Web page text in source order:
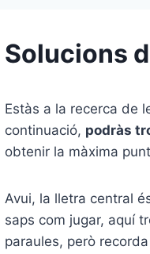
Solucions
Estàs a la recerca de
continuació, podràs
obtenir la màxima
Avui, la lletra central
saps com jugar, aquí
paraules, però